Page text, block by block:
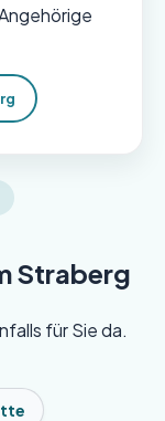
Straberg
für Sie da.